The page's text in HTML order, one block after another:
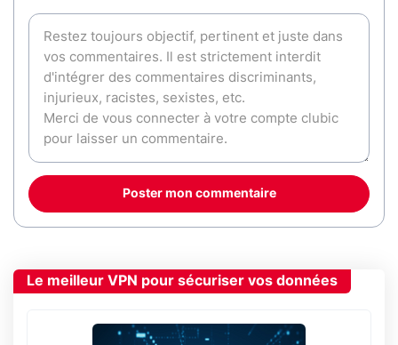
Poster mon commentaire
Le meilleur VPN pour sécuriser vos données